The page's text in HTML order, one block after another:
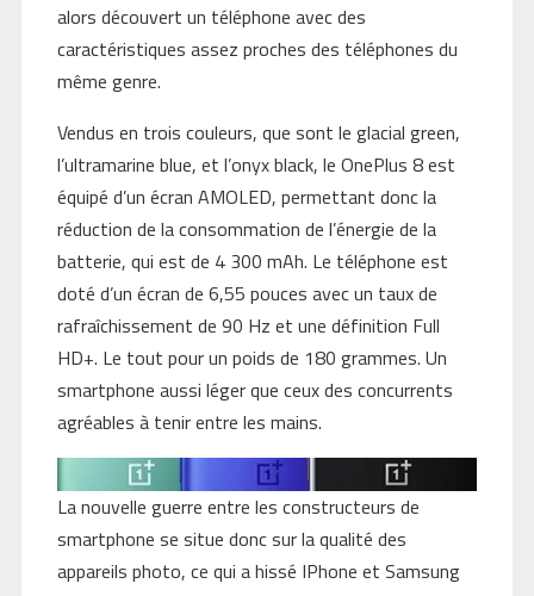
alors découvert un téléphone avec des
caractéristiques assez proches des téléphones du
même genre.
Vendus en trois couleurs, que sont le glacial green,
l’ultramarine blue, et l’onyx black, le OnePlus 8 est
équipé d’un écran AMOLED, permettant donc la
réduction de la consommation de l’énergie de la
batterie, qui est de 4 300 mAh. Le téléphone est
doté d’un écran de 6,55 pouces avec un taux de
rafraîchissement de 90 Hz et une définition Full
HD+. Le tout pour un poids de 180 grammes. Un
smartphone aussi léger que ceux des concurrents
agréables à tenir entre les mains.
La nouvelle guerre entre les constructeurs de
smartphone se situe donc sur la qualité des
appareils photo, ce qui a hissé IPhone et Samsung